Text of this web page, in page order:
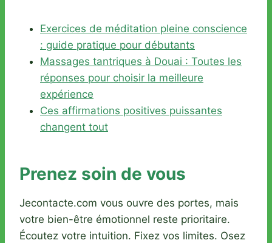
Exercices de méditation pleine conscience
: guide pratique pour débutants
Massages tantriques à Douai : Toutes les
réponses pour choisir la meilleure
expérience
Ces affirmations positives puissantes
changent tout
Prenez soin de vous
Jecontacte.com vous ouvre des portes, mais
votre bien-être émotionnel reste prioritaire.
Écoutez votre intuition. Fixez vos limites. Osez